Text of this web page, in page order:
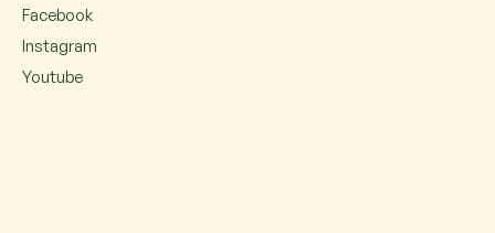
Facebook
Instagram
Youtube